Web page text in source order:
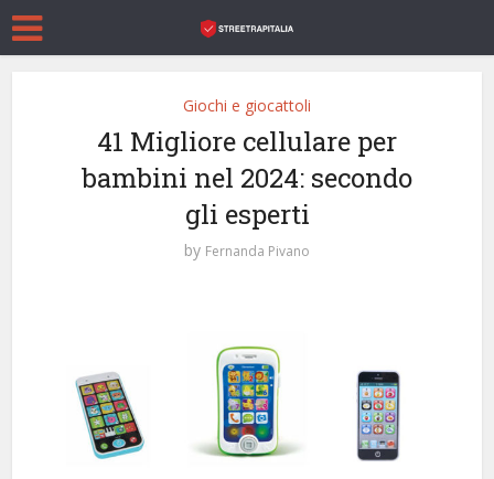
Giochi e giocattoli
41 Migliore cellulare per
bambini nel 2024: secondo
gli esperti
by Fernanda Pivano